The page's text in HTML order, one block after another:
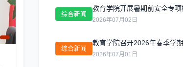
综合新闻
教育学院开展暑期前安全专项
2026年07月02日
综合新闻
教育学院召开2026年春季学
2026年07月01日